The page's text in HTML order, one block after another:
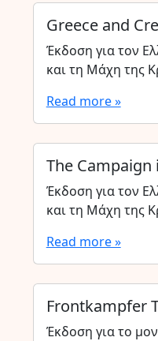
Greece and
Έκδοση για τον
και τη Μάχη της
Read more »
The Campaign
Έκδοση για τον
και τη Μάχη της
Read more »
Frontkampfer
Έκδοση για το